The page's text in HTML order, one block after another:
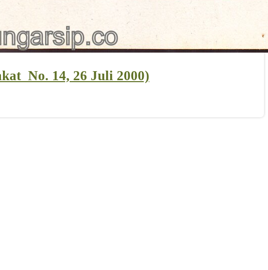
14, 26 Juli 2000)